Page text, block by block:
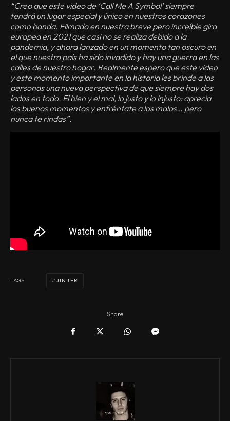
“Creo que este video de ‘Call Me A Symbol’ siempre
tendrá un lugar especial y único en nuestros corazones
como banda. Filmado en nuestra breve pero increíble gira
europea en 2021 que casi no se realiza debido a la
pandemia, y ahora lanzado en un momento tan oscuro en
el que nuestro país ha sido invadido y hay una guerra en las
calles de nuestro hogar. Realmente espero que este video
y este momento importante en la historia les brinde a las
personas una nueva perspectiva de que siempre hay dos
lados en todo. El bien y el mal, lo justo y lo injusto: aprecia
los buenos momentos y enfréntate a los malos… pero
nunca te rindas”.
TAGS JINJER
Share